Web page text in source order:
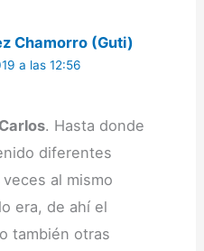
Chamorro (Guti)
a las 12:56
. Hasta donde
diferentes
al mismo
era, de ahí el
también otras